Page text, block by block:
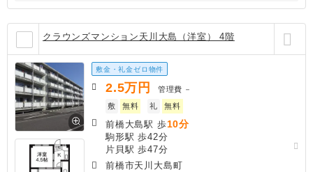
クラウンズマンション天川大島（洋室） 4階
敷金・礼金ゼロ物件
2.5万円 管理費 －
敷
無料 礼 無料
前橋大島駅 歩10分
駒形駅 歩42分
片貝駅 歩47分
前橋市天川大島町